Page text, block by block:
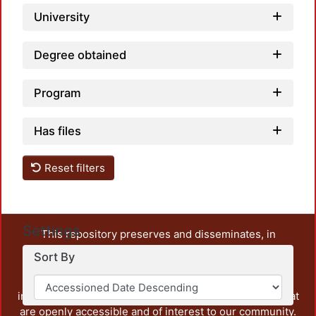
University
Degree obtained
Program
Has files
Reset filters
Settings
Sort By
This repository preserves and disseminates, in
unrestricted open access, the teaching and research
output of UAM Azcapotzalco. It also includes some
administrative and graphic documents from the
institution, as well as content from other institutions that
are openly accessible and of interest to our community.